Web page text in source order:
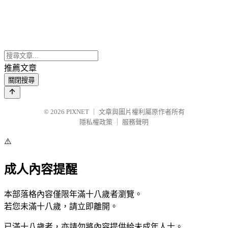
推薦文章
關閉搜尋
© 2026 PIXNET
文章與圖片權利屬原作者所有
隱私權政策
服務聲明
⚠️
成人內容提醒
本部落格內容僅限年滿十八歲者瀏覽。
若您未滿十八歲，請立即離開。